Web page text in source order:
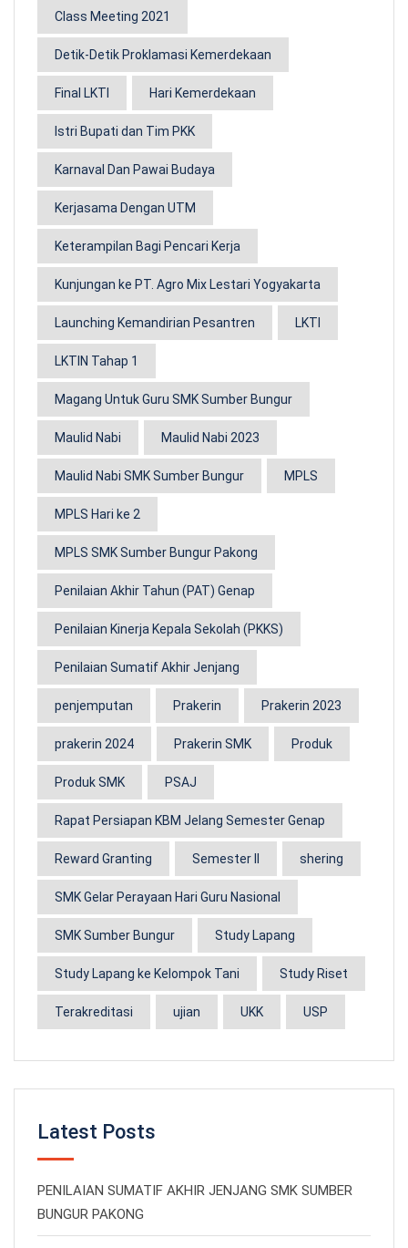
Class Meeting 2021
Detik-Detik Proklamasi Kemerdekaan
Final LKTI Hari Kemerdekaan
Istri Bupati dan Tim PKK
Karnaval Dan Pawai Budaya
Kerjasama Dengan UTM
Keterampilan Bagi Pencari Kerja
Kunjungan ke PT. Agro Mix Lestari Yogyakarta
Launching Kemandirian Pesantren LKTI
LKTIN Tahap 1
Magang Untuk Guru SMK Sumber Bungur
Maulid Nabi Maulid Nabi 2023
Maulid Nabi SMK Sumber Bungur MPLS
MPLS Hari ke 2
MPLS SMK Sumber Bungur Pakong
Penilaian Akhir Tahun (PAT) Genap
Penilaian Kinerja Kepala Sekolah (PKKS)
Penilaian Sumatif Akhir Jenjang
penjemputan Prakerin Prakerin 2023
prakerin 2024 Prakerin SMK Produk
Produk SMK PSAJ
Rapat Persiapan KBM Jelang Semester Genap
Reward Granting Semester II shering
SMK Gelar Perayaan Hari Guru Nasional
SMK Sumber Bungur Study Lapang
Study Lapang ke Kelompok Tani Study Riset
Terakreditasi ujian UKK USP
Latest Posts
PENILAIAN SUMATIF AKHIR JENJANG SMK SUMBER
BUNGUR PAKONG